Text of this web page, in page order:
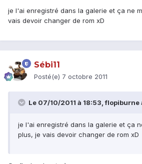
je l'ai enregistré dans la galerie et ça ne
vais devoir changer de rom xD
Sébi11
Posté(e) 7 octobre 2011
Le 07/10/2011 à 18:53, flopiburne
je l'ai enregistré dans la galerie et ça
plus, je vais devoir changer de rom xD